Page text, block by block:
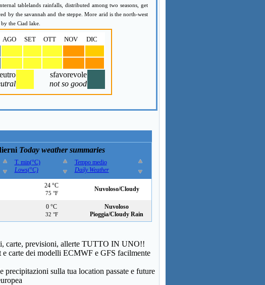
tablelands rainfalls, distributed among two seasons, get
by the savannah and the steppe. More arid is the north-west
the Ciad lake.
AGO SET OTT NOV DIC
sfavorevole
not so good
Today weather summaries
T. min(°C)
Lows(°C)
Tempo medio
Daily Weather
24 °C
75 °F
Nuvoloso/Cloudy
0 °C
32 °F
Nuvoloso
Pioggia/Cloudy Rain
carte, previsioni, allerte TUTTO IN UNO!!
carte dei modelli ECMWF e GFS facilmente
sulla tua location passate e future